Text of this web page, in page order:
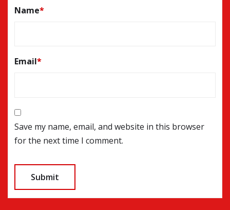
Name*
Email*
Save my name, email, and website in this browser
for the next time I comment.